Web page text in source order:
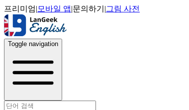
프리미엄| 모바일 앱|문의하기 |그림 사전
Toggle navigation